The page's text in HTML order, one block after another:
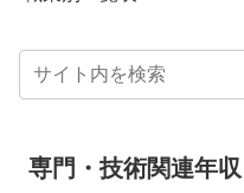
専門・技術関連年収